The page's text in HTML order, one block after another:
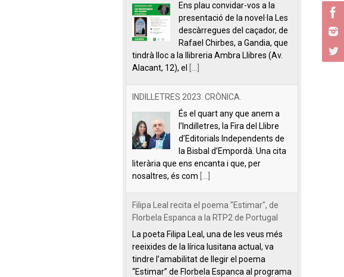
Ens plau convidar-vos a la
presentació de la novel·la Les
descàrregues del caçador, de
Rafael Chirbes, a Gandia, que
tindrà lloc a la llibreria Ambra Llibres (Av.
Alacant, 12), el
INDILLETRES 2023. CRÒNICA.
És el quart any que anem a
l’Indilletres, la Fira del Llibre
d’Editorials Independents de
la Bisbal d’Empordà. Una cita
literària que ens encanta i que, per
nosaltres, és com
Filipa Leal recita el poema "Estimar", de
Florbela Espanca a la RTP2 de Portugal
La poeta Filipa Leal, una de les veus més
reeixides de la lírica lusitana actual, va
tindre l’amabilitat de llegir el poema
“Estimar” de Florbela Espanca al programa